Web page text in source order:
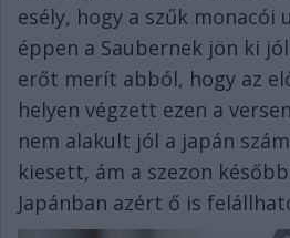
esély, hogy a szűk monacói
éppen a Saubernek jön ki
erőt merít abból, hogy az
helyen végzett ezen a
nem alakult jól a japán
kiesett, ám a szezon
Japánban azért ő is